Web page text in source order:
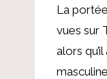
La
vues sur
alors